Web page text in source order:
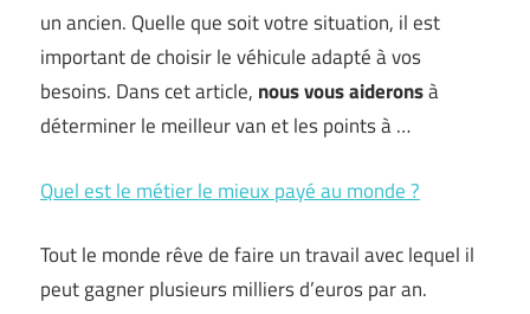
un ancien. Quelle que soit votre situation, il est
important de choisir le véhicule adapté à vos
besoins. Dans cet article, nous vous aideronsà
déterminer le meilleur van et les points à …
Quel est le métier le mieux payé au monde ?
Tout le monde rêve de faire un travail avec lequel il
peut gagner plusieurs milliers d’euros par an.